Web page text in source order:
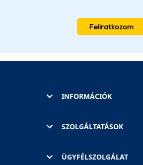
Feliratkozom
INFORMÁCIÓK
SZOLGÁLTATÁSOK
ÜGYFÉLSZOLGÁLAT